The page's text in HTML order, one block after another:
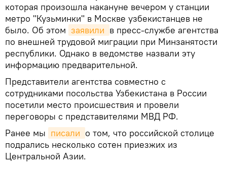
которая произошла накануне вечером у станции
метро "Кузьминки" в Москве узбекистанцев не
было. Об этом заявили в пресс-службе агентства
по внешней трудовой миграции при Минзанятости
республики. Однако в ведомстве назвали эту
информацию предварительной.
Представители агентства совместно с
сотрудниками посольства Узбекистана в России
посетили место происшествия и провели
переговоры с представителями МВД РФ.
Ранее мы писали о том, что российской столице
подрались несколько сотен приезжих из
Центральной Азии.